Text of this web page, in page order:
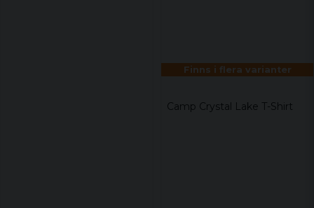
Finns i flera varianter
Camp Crystal Lake T-Shirt